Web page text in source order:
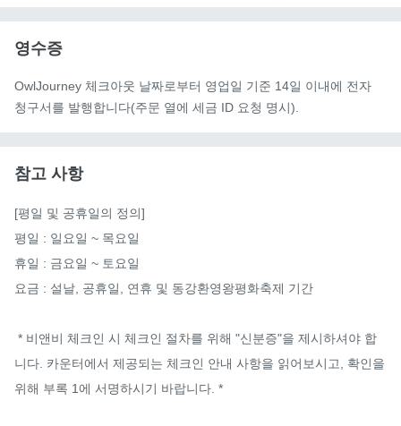
영수증
OwlJourney 체크아웃 날짜로부터 영업일 기준 14일 이내에 전자
청구서를 발행합니다(주문 열에 세금 ID 요청 명시).
참고 사항
[평일 및 공휴일의 정의]
평일 : 일요일 ~ 목요일
휴일 : 금요일 ~ 토요일
요금 : 설날, 공휴일, 연휴 및 동강환영왕평화축제 기간
니다. 카운터에서 제공되는 체크인 안내 사항을 읽어보시고, 확인을
위해 부록 1에 서명하시기 바랍니다. *